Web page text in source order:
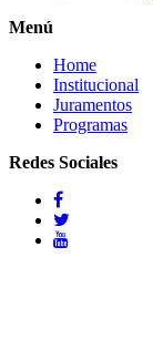
Menú
Home
Institucional
Juramentos
Programas
Redes Sociales